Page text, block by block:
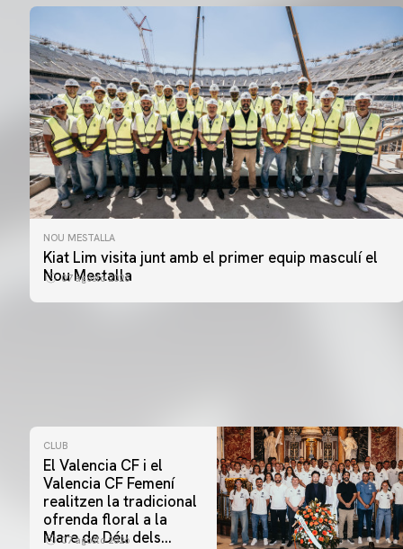
NOU MESTALLA
Kiat Lim visita junt amb el primer equip masculí el
Nou Mestalla
07 agosto 2026
CLUB
El Valencia CF i el
Valencia CF Femení
realitzen la tradicional
ofrenda floral a la
Mare de Déu dels
07 agosto 2026